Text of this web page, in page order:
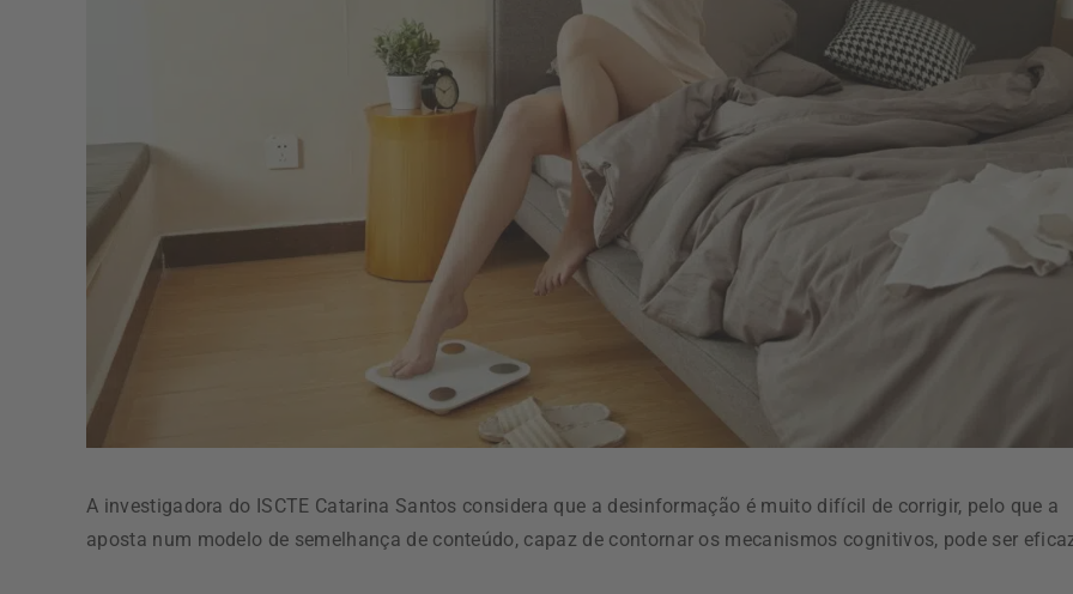
A investigadora do ISCTE Catarina Santos considera que a desinformação é muito difícil de corrigir, pelo que a
aposta num modelo de semelhança de conteúdo, capaz de contornar os mecanismos cognitivos, pode ser